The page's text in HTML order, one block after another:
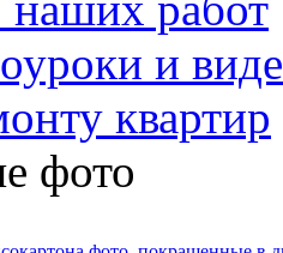
и
квартир
фото